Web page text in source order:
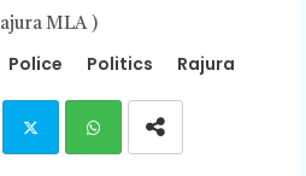
MLA )
Police Politics Rajura